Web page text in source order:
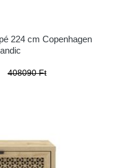
224 cm Copenhagen
408090 Ft